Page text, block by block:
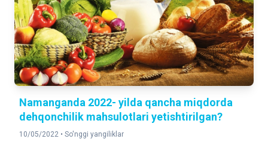
Namanganda 2022- yilda qancha miqdorda
dehqonchilik mahsulotlari yetishtirilgan?
10/05/2022 • So'nggi yangiliklar